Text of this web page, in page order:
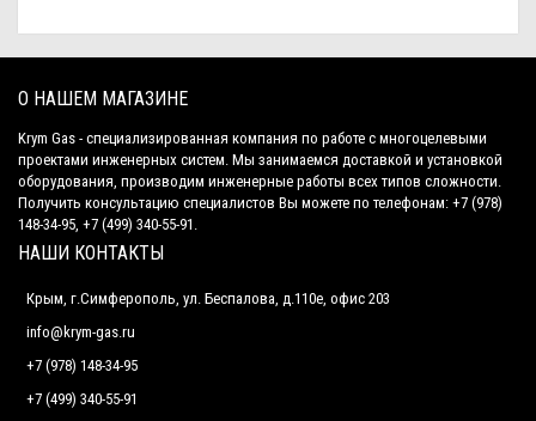
О НАШЕМ МАГАЗИНЕ
Krym Gas - специализированная компания по работе с многоцелевыми
проектами инженерных систем. Мы занимаемся доставкой и установкой
оборудования, производим инженерные работы всех типов сложности.
Получить консультацию специалистов Вы можете по телефонам: +7 (978)
148-34-95, +7 (499) 340-55-91.
НАШИ КОНТАКТЫ
Крым, г.Симферополь, ул. Беспалова, д.110е, офис 203
info@krym-gas.ru
+7 (978) 148-34-95
+7 (499) 340-55-91 ​